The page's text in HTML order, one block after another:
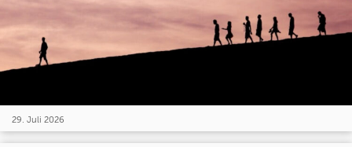
29. Juli 2026